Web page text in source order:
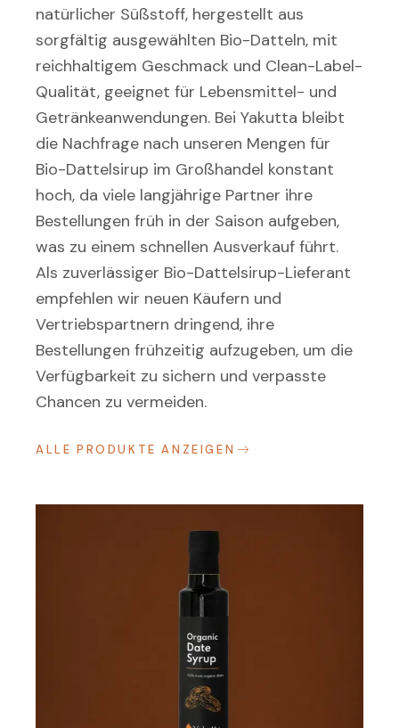
natürlicher Süßstoff, hergestellt aus
sorgfältig ausgewählten Bio-Datteln, mit
reichhaltigem Geschmack und Clean-Label-
Qualität, geeignet für Lebensmittel- und
Getränkeanwendungen. Bei Yakutta bleibt
die Nachfrage nach unseren Mengen für
Bio-Dattelsirup im Großhandel konstant
hoch, da viele langjährige Partner ihre
Bestellungen früh in der Saison aufgeben,
was zu einem schnellen Ausverkauf führt.
Als zuverlässiger Bio-Dattelsirup-Lieferant
empfehlen wir neuen Käufern und
Vertriebspartnern dringend, ihre
Bestellungen frühzeitig aufzugeben, um die
Verfügbarkeit zu sichern und verpasste
Chancen zu vermeiden.
ALLE PRODUKTE ANZEIGEN